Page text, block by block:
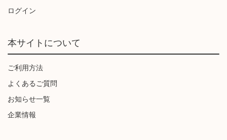
ログイン
本サイトについて
ご利用方法
よくあるご質問
お知らせ一覧
企業情報